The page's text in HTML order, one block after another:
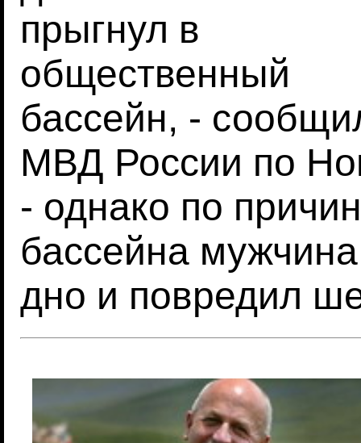
прыгнул в
общественный
бассейн, -
МВД России по
- однако по
бассейна
дно и повредил